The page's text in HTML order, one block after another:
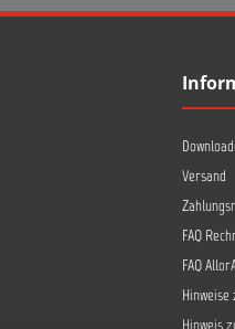
Versand
FAQ
FAQ
Hinweis